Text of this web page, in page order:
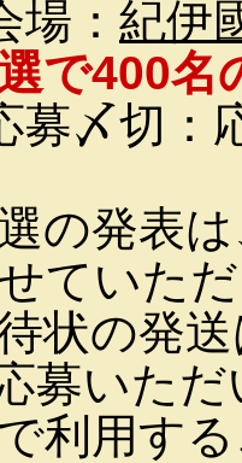
場： 紀伊
で400名
募〆切：
の発表
ていた
状の発
募いただ
利用す